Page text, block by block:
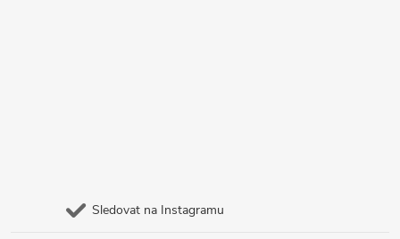
Sledovat na Instagramu